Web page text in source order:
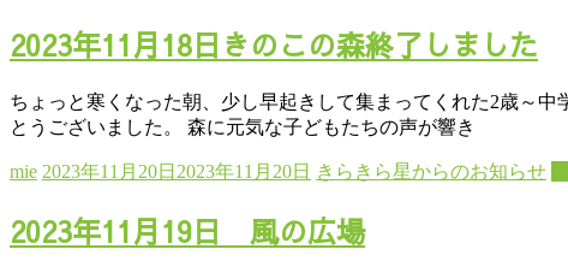
2023年11月18日きのこの森終了しました
ちょっと寒くなった朝、少し早起きして集まってくれた2歳～
とうございました。 森に元気な子どもたちの声が響き
mie 2023年11月20日 2023年11月20日 きらきら星からのお知らせ
2023年11月19日 風の広場